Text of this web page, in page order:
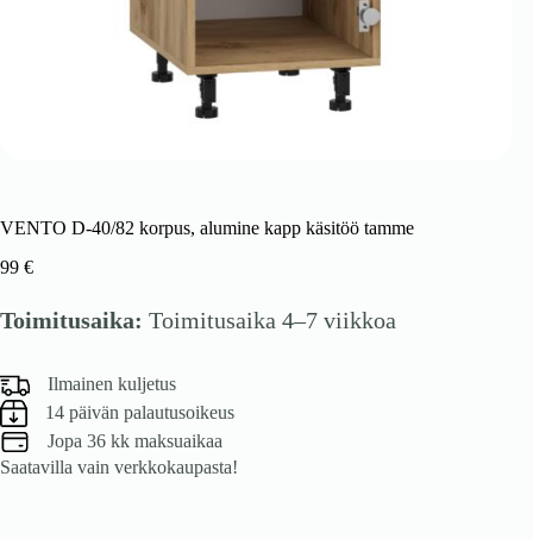
VENTO D-40/82 korpus, alumine kapp käsitöö tamme
99 €
Toimitusaika: Toimitusaika 4–7 viikkoa
Ilmainen kuljetus
14 päivän palautusoikeus
Jopa 36 kk maksuaikaa
Saatavilla vain verkkokaupasta!